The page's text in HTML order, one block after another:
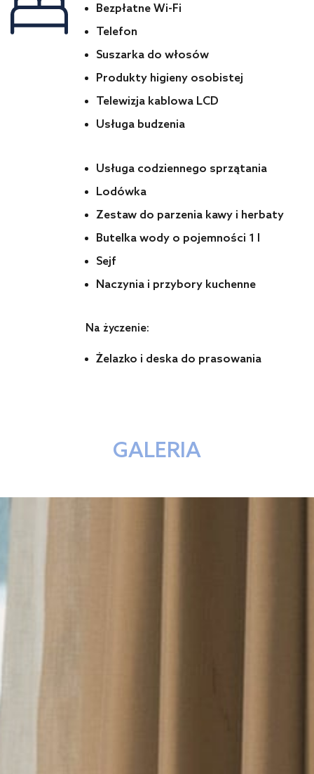
Bezpłatne Wi-Fi
Telefon
Suszarka do włosów
Produkty higieny osobistej
Telewizja kablowa LCD
Usługa budzenia
Usługa codziennego sprzątania
Lodówka
Zestaw do parzenia kawy i herbaty
Butelka wody o pojemności 1 l
Sejf
Naczynia i przybory kuchenne
Na życzenie:
Żelazko i deska do prasowania
GALERIA